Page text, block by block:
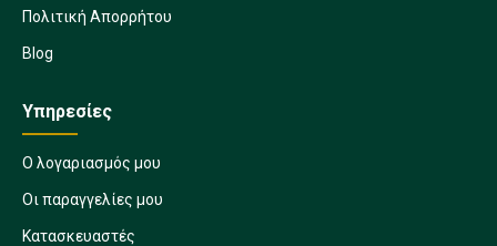
Πολιτική Απορρήτου
Blog
Υπηρεσίες
Ο λογαριασμός μου
Οι παραγγελίες μου
Κατασκευαστές